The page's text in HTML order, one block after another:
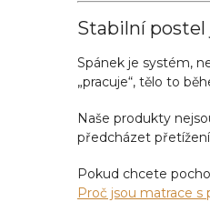
Stabilní postel
Spánek je systém,
„pracuje“, tělo to
Naše produkty
předcházet
Pokud chcete
Proč jsou matrace